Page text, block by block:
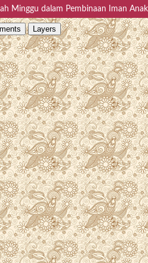
Minggu dalam Pembinaan Iman